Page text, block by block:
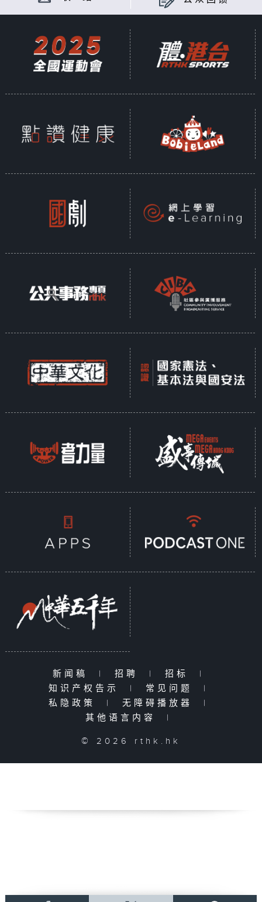
新闻稿 | 招聘 | 招标
|
知识产权告示
| 常见问题
|
私隐政策
| 无障碍播放器
|
其他语言内容
|
© 2026 rthk.hk